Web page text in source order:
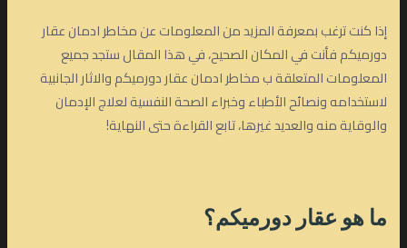
إذا كنت ترغب بمعرفة المزيد من المعلومات عن مخاطر ادمان عقار
دورميكم فأنت في المكان الصحيح، في هذا المقال ستجد جميع
المعلومات المتعلقة ب مخاطر ادمان عقار دورميكم والاثار الجانبية
لاستخدامه ونصائح الأطباء وخبراء الصحة النفسية لعلاج الإدمان
والوقاية منه والعديد غيرها، تابع القراءة حتى النهاية!
ما هو عقار دورميكم؟